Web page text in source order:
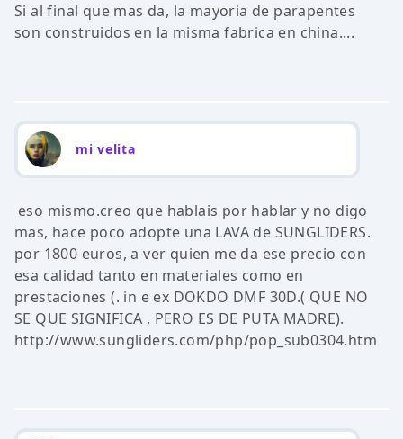
Si al final que mas da, la mayoria de parapentes
son construidos en la misma fabrica en china....
mi velita
eso mismo.creo que hablais por hablar y no digo
mas, hace poco adopte una LAVA de SUNGLIDERS.
por 1800 euros, a ver quien me da ese precio con
esa calidad tanto en materiales como en
prestaciones (. in e ex DOKDO DMF 30D.( QUE NO
SE QUE SIGNIFICA , PERO ES DE PUTA MADRE).
http://www.sungliders.com/php/pop_sub0304.htm